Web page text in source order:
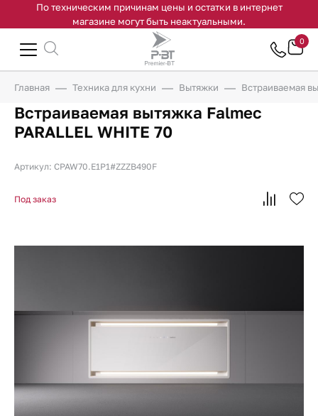
По техническим причинам цены и остатки в интернет
магазине могут быть неактуальными.
0
Главная Техника для кухни Вытяжки Встраиваемая
Встраиваемая вытяжка Falmec
PARALLEL WHITE 70
Артикул: CPAW70.E1P1#ZZZB490F
Под заказ